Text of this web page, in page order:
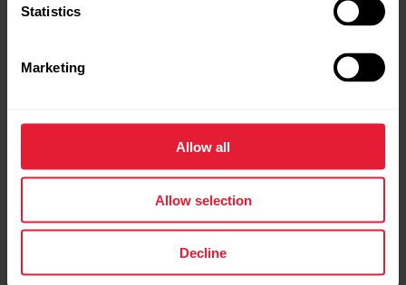
Statistics
Marketing
Allow all
Allow selection
Decline